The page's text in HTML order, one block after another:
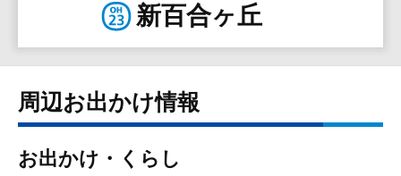
新百合ヶ丘
周辺お出かけ情報
お出かけ・くらし